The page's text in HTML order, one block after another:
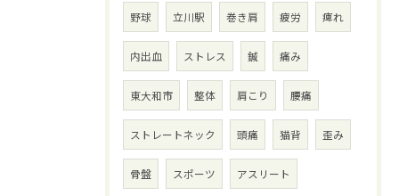
野球 立川駅 巻き肩 疲労 痺れ
内出血 ストレス 鍼 痛み
東大和市 整体 肩こり 腰痛
ストレートネック 頭痛 猫背 歪み
骨盤 スポーツ アスリート